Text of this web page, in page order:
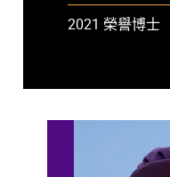
2021 榮譽博士